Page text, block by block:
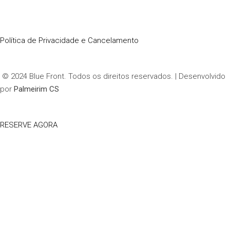
Política de Privacidade e Cancelamento
© 2024 Blue Front. Todos os direitos reservados. | Desenvolvido
por Palmeirim CS
RESERVE AGORA